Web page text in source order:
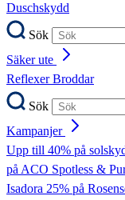
Duschskydd
Sök
Säker ute
ReflexerBroddar
Sök
Kampanjer
Upp till 40% på
på ACO Spotless &
Isadora 25% på